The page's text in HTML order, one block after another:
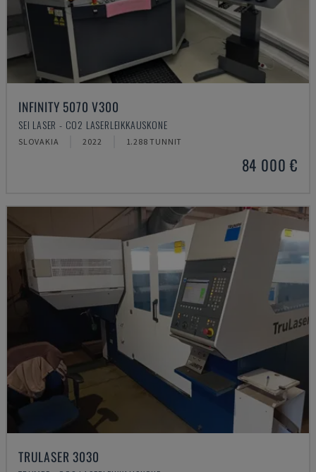
INFINITY 5070 V300
SEI LASER - CO2 LASERLEIKKAUSKONE
SLOVAKIA 2022 1.288 TUNNIT
84 000 €
TRULASER 3030